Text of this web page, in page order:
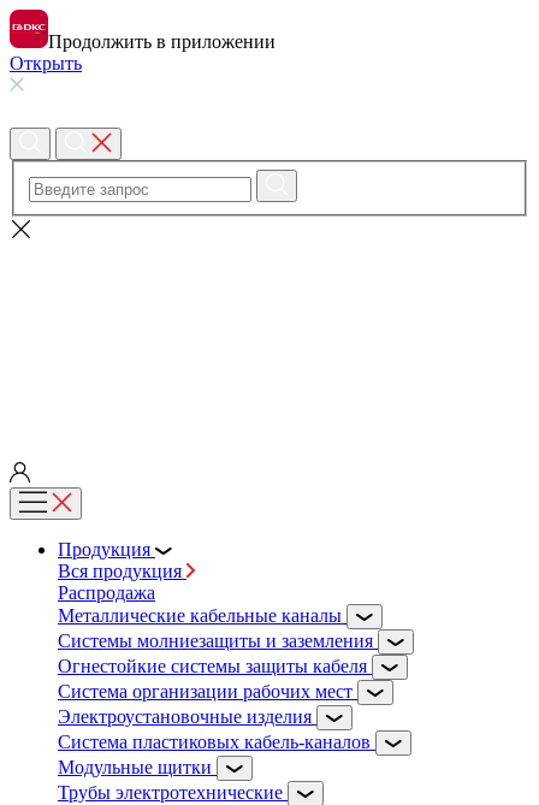
Продолжить в приложении
Открыть
Продукция
Вся продукция
Распродажа
Металлические кабельные каналы
Системы молниезащиты и заземления
Огнестойкие системы защиты кабеля
Система организации рабочих мест
Электроустановочные изделия
Система пластиковых кабель-каналов
Модульные щитки
Трубы электротехнические